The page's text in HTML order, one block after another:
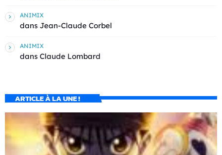
ANIMIX
dans Jean-Claude Corbel
ANIMIX
dans Claude Lombard
ARTICLE À LA UNE !